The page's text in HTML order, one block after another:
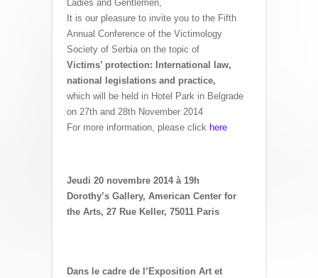
Ladies and Gentlemen,
It is our pleasure to invite you to the Fifth
Annual Conference of the Victimology
Society of Serbia on the topic of
Victims’ protection: International law,
national legislations and practice,
which will be held in Hotel Park in Belgrade
on 27th and 28th November 2014
For more information, please click here
Jeudi 20 novembre 2014 à 19h
Dorothy’s Gallery, American Center for
the Arts, 27 Rue Keller, 75011 Paris
Dans le cadre de l’Exposition Art et